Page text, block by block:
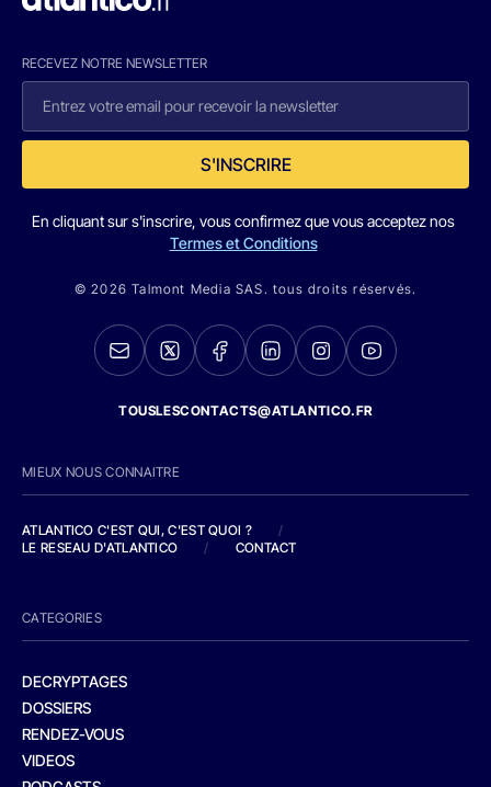
RECEVEZ NOTRE NEWSLETTER
S'INSCRIRE
En cliquant sur s'inscrire, vous confirmez que vous acceptez nos
Termes et Conditions
© 2026 Talmont Media SAS. tous droits réservés.
TOUSLESCONTACTS@ATLANTICO.FR
MIEUX NOUS CONNAITRE
ATLANTICO C'EST QUI, C'EST QUOI ?
/
LE RESEAU D'ATLANTICO
/ CONTACT
CATEGORIES
DECRYPTAGES
DOSSIERS
RENDEZ-VOUS
VIDEOS